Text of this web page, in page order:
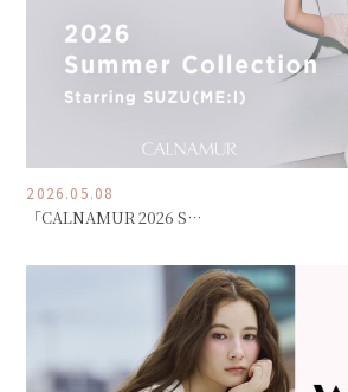
2026.05.08
「CALNAMUR 2026 S…